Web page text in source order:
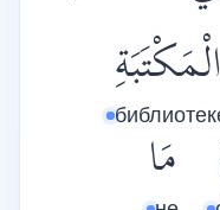
الْمَكْتَبَةِ
مَا